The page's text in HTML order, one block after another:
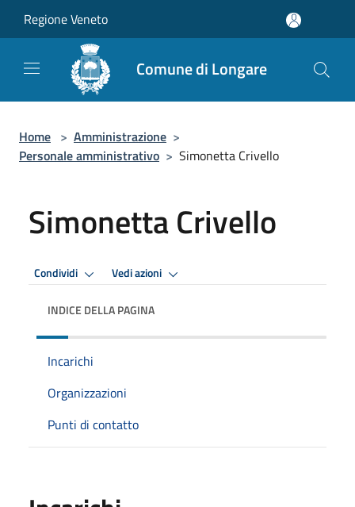
Regione Veneto
Comune di Longare
Home > Amministrazione >
Personale amministrativo > Simonetta Crivello
Simonetta Crivello
Condividi Vedi azioni
INDICE DELLA PAGINA
Incarichi
Organizzazioni
Punti di contatto